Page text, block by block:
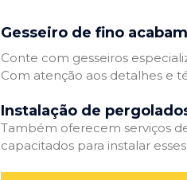
Gesseiro de fino
Conte com gesseiros
Com atenção aos detalhes e
Instalação de
Também oferecem serviços
capacitados para instalar